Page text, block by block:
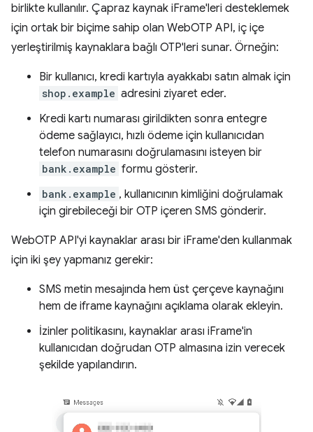
birlikte kullanılır. Çapraz kaynak iFrame'leri desteklemek
için ortak bir biçime sahip olan WebOTP API, iç içe
yerleştirilmiş kaynaklara bağlı OTP'leri sunar. Örneğin:
Bir kullanıcı, kredi kartıyla ayakkabı satın almak için
shop.example adresini ziyaret eder.
Kredi kartı numarası girildikten sonra entegre
ödeme sağlayıcı, hızlı ödeme için kullanıcıdan
telefon numarasını doğrulamasını isteyen bir
bank.example formu gösterir.
bank.example , kullanıcının kimliğini doğrulamak
için girebileceği bir OTP içeren SMS gönderir.
WebOTP API'yi kaynaklar arası bir iFrame'den kullanmak
için iki şey yapmanız gerekir:
SMS metin mesajında hem üst çerçeve kaynağını
hem de iframe kaynağını açıklama olarak ekleyin.
İzinler politikasını, kaynaklar arası iFrame'in
kullanıcıdan doğrudan OTP almasına izin verecek
şekilde yapılandırın.